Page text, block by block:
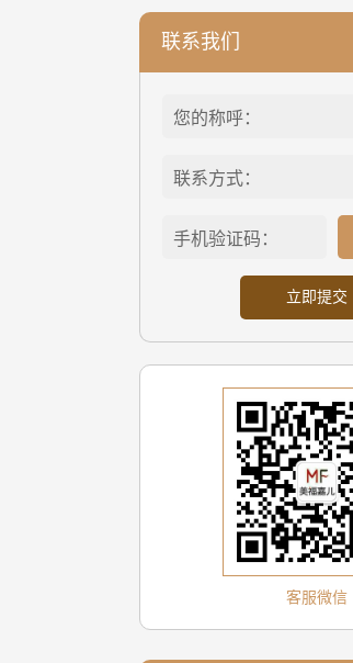
联系我们
客服微信